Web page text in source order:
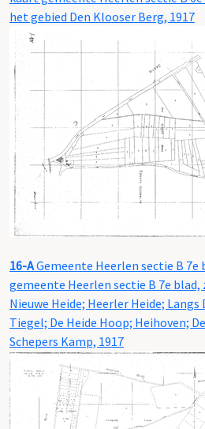
het gebied Den Klooser Berg, 1917
16-AGemeente Heerlen sectie B
gemeente Heerlen sectie B 7e blad,
Nieuwe Heide; Heerler Heide; Langs
Tiegel; De Heide Hoop; Heihoven;
Schepers Kamp, 1917